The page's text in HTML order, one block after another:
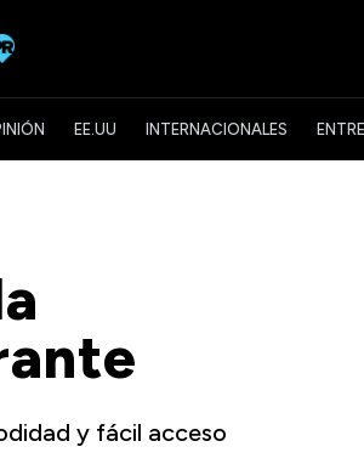
EE.UU INTERNACIONALES
y fácil acceso